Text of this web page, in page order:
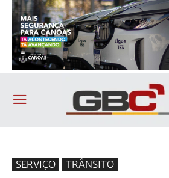
SERVIÇO TRÂNSITO